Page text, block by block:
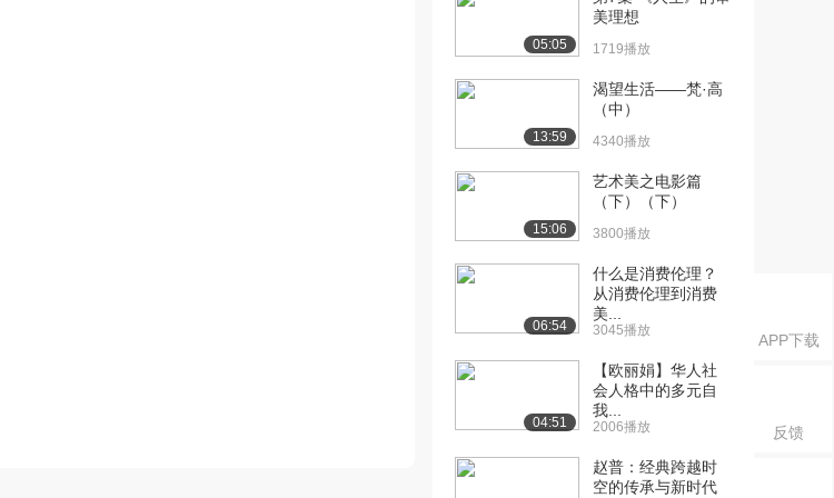
APP下载
反馈
05:05
美理想
1719播放
13:59
渴望生活——梵·高
（中）
4340播放
15:06
艺术美之电影篇
（下）（下）
3800播放
06:54
什么是消费伦理？
从消费伦理到消费
美...
3045播放
04:51
【欧丽娟】华人社
会人格中的多元自
我...
2006播放
赵普：经典跨越时
空的传承与新时代